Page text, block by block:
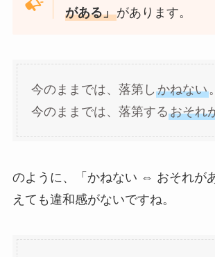
がある」があります。
今のままでは、落第し かねない。
今のままでは、落第するおそれ
のように、「かねない ⇔ おそれが
えても違和感がないですね。